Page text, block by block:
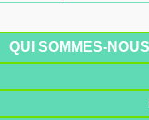
QUI SOMMES-